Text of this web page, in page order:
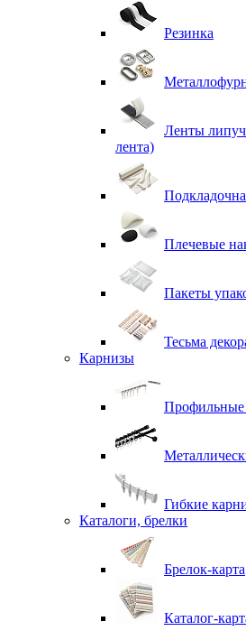
Резинка
Ленты
лента)
Плечевые
Пакеты
Тесьма
Карнизы
Профильные
Гибкие
Каталоги, брелки
Брелок-карта
Каталог-